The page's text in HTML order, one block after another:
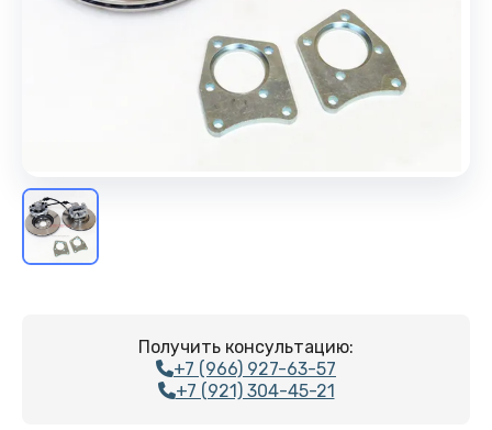
Получить консультацию:
+7 (966) 927-63-57
+7 (921) 304-45-21